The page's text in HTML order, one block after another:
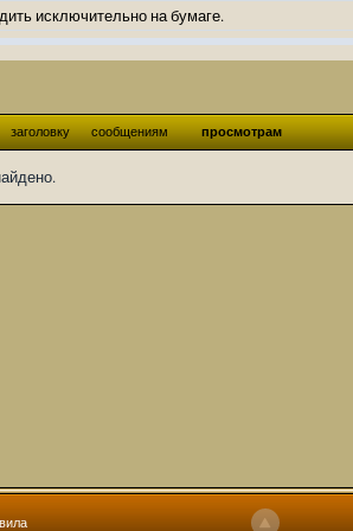
исключительно на бумаге.
и Ангелы из Ада были и будут только на
Ангелов из Ада, а в электронном варианте нету
какие, подскажите пожалуйста?)
аболетов на бусти:
раньше?
процесс не очень быстрый будет. Думаю в
с телефона не очень удобно)
по ходу чтения правлю. Получается не
заголовку сообщениям просмотрам